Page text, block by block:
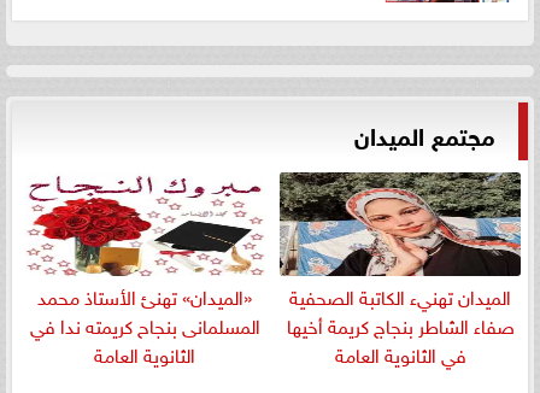
مجتمع الميدان
الميدان تهنيء الكاتبة الصحفية
صفاء الشاطر بنجاج كريمة أخيها
في الثانوية العامة
«الميدان» تهنئ الأستاذ محمد
المسلمانى بنجاح كريمته ندا في
الثانوية العامة